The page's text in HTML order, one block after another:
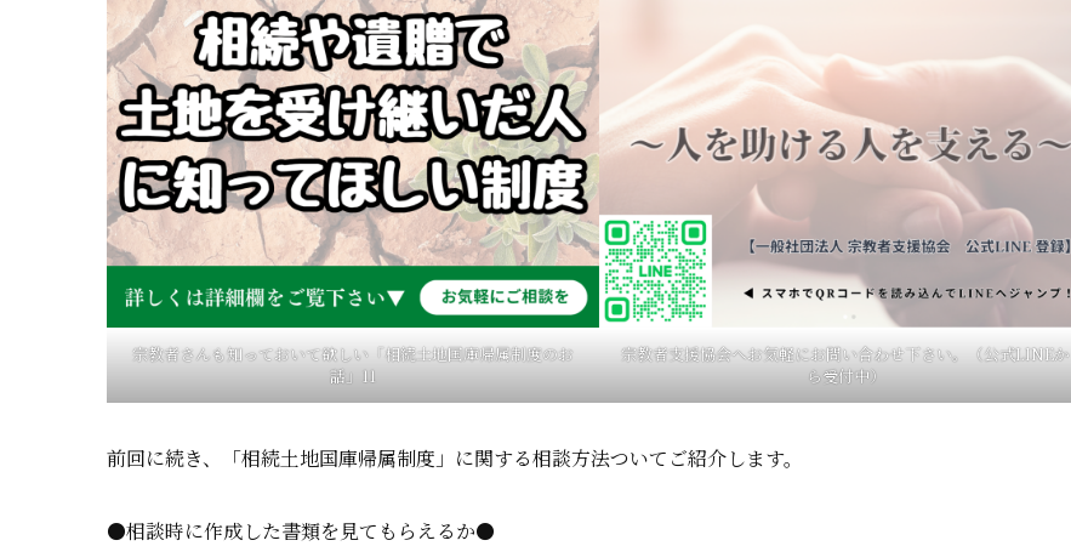
宗教者さんも知っておいて欲しい「相続土地国庫帰属制度のお
話」11
宗教者支援協会へお気軽にお問い合わせ下さい。（公式LINEか
ら受付中）
前回に続き、「相続土地国庫帰属制度」に関する相談方法ついてご紹介します。
●相談時に作成した書類を見てもらえるか●